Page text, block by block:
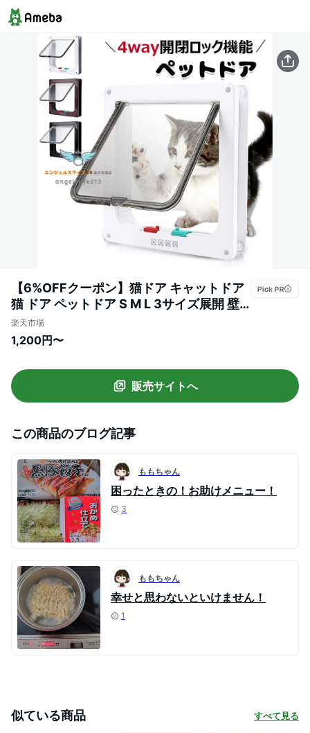
【6%OFFクーポン】猫ドア キャットドア
猫 ドア ペットドア S M L 3サイズ展開 壁
取り付け 犬 猫 小犬 子猫 猫扉 出入り口 ド
ア 薄型 開閉ロック機能付き 4way切替 壁
型 冷暖房対策 室内用 送料無料
楽天市場
1,200円〜
販売サイトへ
この商品のブログ記事
ももちゃん
困ったときの！お助けメニュー！
3
ももちゃん
幸せと思わないといけません！
1
似ている商品 すべて見る